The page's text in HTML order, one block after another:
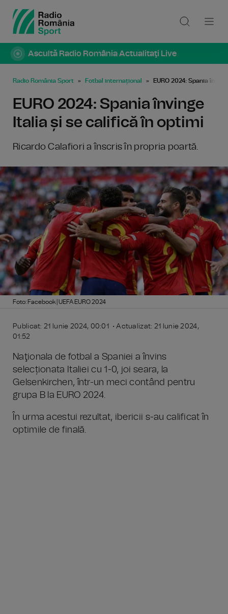
Ascultă Radio România Actualitaţi Live
Radio România Sport Fotbal internațional EURO 2024: Spania
EURO 2024: Spania învinge
Italia și se califică în optimi
Ricardo Calafiori a înscris în propria poartă.
Foto: Facebook | UEFA EURO 2024
Publicat: 21 Iunie 2024, 00:01 • Actualizat: 21 Iunie 2024,
01:52
Naţionala de fotbal a Spaniei a învins
selecționata Italiei cu 1-0, joi seara, la
Gelsenkirchen, într-un meci contând pentru
grupa B la EURO 2024.
În urma acestui rezultat, ibericii s-au calificat în
optimile de finală.